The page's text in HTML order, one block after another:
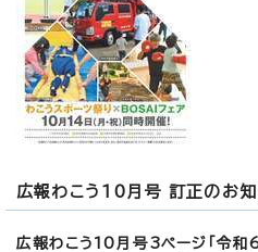
広報わこう10月号 訂正のお知
広報わこう10月号3ページ「令和